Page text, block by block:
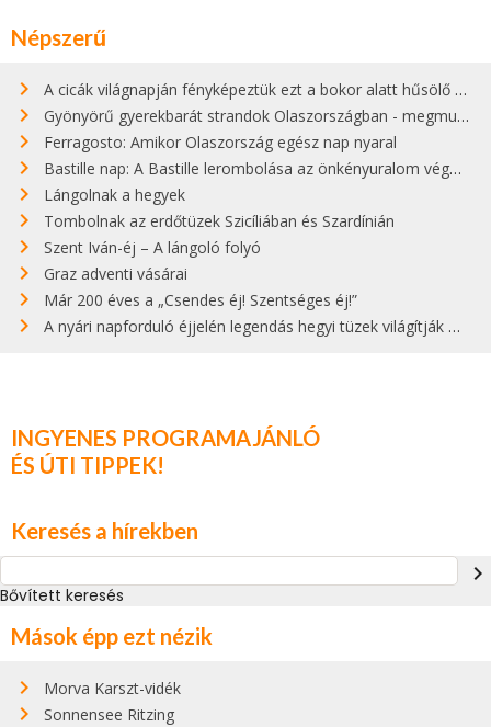
Népszerű
A cicák világnapján fényképeztük ezt a bokor alatt hűsölő cicát Kisorosziban
Gyönyörű gyerekbarát strandok Olaszországban - megmutatjuk a 15 legjobbat
Ferragosto: Amikor Olaszország egész nap nyaral
Bastille nap: A Bastille lerombolása az önkényuralom végét jelentette
Lángolnak a hegyek
Tombolnak az erdőtüzek Szicíliában és Szardínián
Szent Iván-éj – A lángoló folyó
Graz adventi vásárai
Már 200 éves a „Csendes éj! Szentséges éj!”
A nyári napforduló éjjelén legendás hegyi tüzek világítják meg Zugspitzét
INGYENES PROGRAMAJÁNLÓ
ÉS ÚTI TIPPEK!
Keresés a hírekben
navigate_next
Bővített keresés
Mások épp ezt nézik
Morva Karszt-vidék
Sonnensee Ritzing